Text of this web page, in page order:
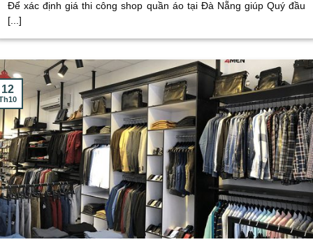
Để xác định giá thi công shop quần áo tại Đà Nẵng giúp Quý đầu
[...]
12